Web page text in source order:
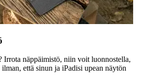
Irrota näppäimistö, niin voit luonnostella,
että sinun ja iPadisi upean näytön